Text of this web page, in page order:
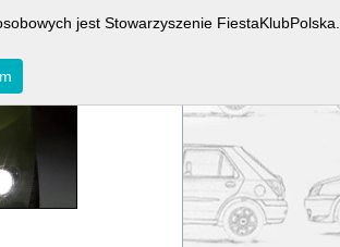
jest Stowarzyszenie FiestaKlubPolska.